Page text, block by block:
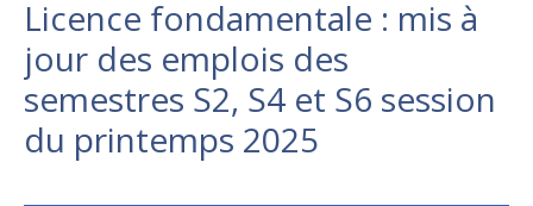
Licence fondamentale : mis à
jour des emplois des
semestres S2, S4 et S6 session
du printemps 2025